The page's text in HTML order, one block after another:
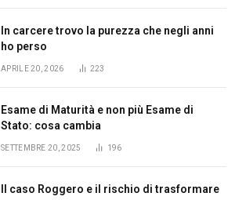
In carcere trovo la purezza che negli anni
ho perso
APRILE 20, 2026 223
Esame di Maturità e non più Esame di
Stato: cosa cambia
SETTEMBRE 20, 2025 196
Il caso Roggero e il rischio di trasformare